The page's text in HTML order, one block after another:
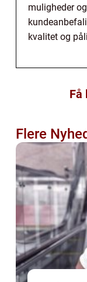
muligheder
kvalitet og
Flere